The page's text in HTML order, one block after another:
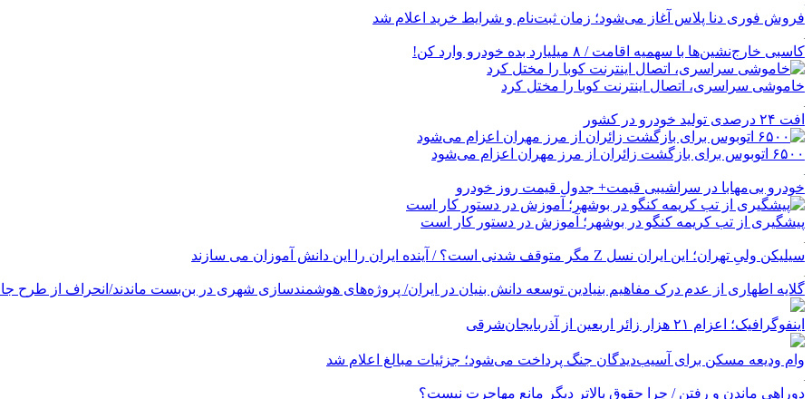
فروش فوری دنا پلاس آغاز می‌شود؛ زمان ثبت‌نام و شرایط خرید اعلام شد
کاسبی خارج‌نشین‌ها با سهمیه اقامت / ۸ میلیارد بده خودرو وارد کن!
خاموشی سراسری، اتصال اینترنت کوبا را مختل کرد
افت ۲۴ درصدی تولید خودرو در کشور
۶۵۰۰ اتوبوس برای بازگشت زائران از مرز مهران اعزام می‌شود
خودرو بی‌مهابا در سراشیبی قیمت+ جدول قیمت روز خودرو
پیشگیری از تب کریمه کنگو در بوشهر؛ آموزش در دستور کار است
سیلیکن ولیِ تهران؛ این ایران نسل Z مگر متوقف شدنی است؟ / آینده ایران را این دانش آموزان می سازند
گلایه اطهاری از عدم درک مفاهیم بنیادین توسعه دانش بنیان در ایران/ پروژه‌های هوشمندسازی شهری در بن‌بست ماندند/انحراف از طرح جامع ۱۳۸۶ به کشور
اینفوگرافیک؛ اعزام ۲۱ هزار زائر اربعین از آذربایجان‌شرقی
وام ودیعه مسکن برای آسیب‌دیدگان جنگ پرداخت می‌شود؛ جزئیات مبالغ اعلام شد
دوراهی ماندن و رفتن / چرا حقوق بالاتر دیگر مانع مهاجرت نیست؟